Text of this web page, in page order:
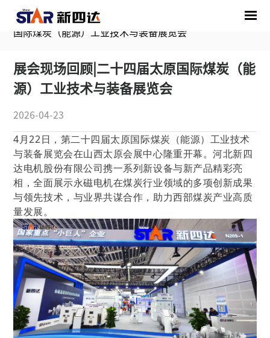
首页/媒体中心/展会资讯
展会现场回顾|二十四届太原
国际煤炭（能源）工业技术与装备展览会
展会现场回顾|二十四届太原国际煤炭（能
源）工业技术与装备展览会
2026-04-23
4月22日，第二十四届太原国际煤炭（能源）工业技术
与装备展览会在山西太原会展中心隆重开幕。河北新四
达电机股份有限公司携一系列新设备与新产品精彩亮
相，全面展示永磁电机在煤炭行业领域的多项创新成果
与领先技术，与业界共谋合作，助力西部煤炭产业高质
量发展。